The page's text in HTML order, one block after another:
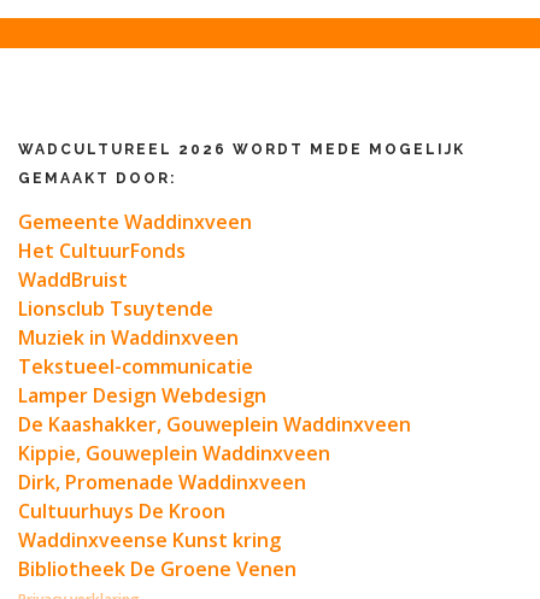
WADCULTUREEL 2026 WORDT MEDE MOGELIJK
GEMAAKT DOOR:
Gemeente Waddinxveen
Het CultuurFonds
WaddBruist
Lionsclub Tsuytende
Muziek in Waddinxveen
Tekstueel-communicatie
Lamper Design Webdesign
De Kaashakker, Gouweplein Waddinxveen
Kippie, Gouweplein Waddinxveen
Dirk, Promenade Waddinxveen
Cultuurhuys De Kroon
Waddinxveense Kunst kring
Bibliotheek De Groene Venen